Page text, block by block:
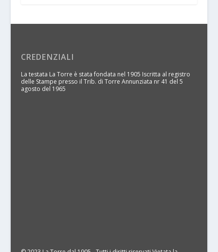
CREDENZIALI
La testata La Torre è stata fondata nel 1905 Iscritta al registro
delle Stampe presso il Trib. di Torre Annunziata nr 41 del 5
agosto del 1965